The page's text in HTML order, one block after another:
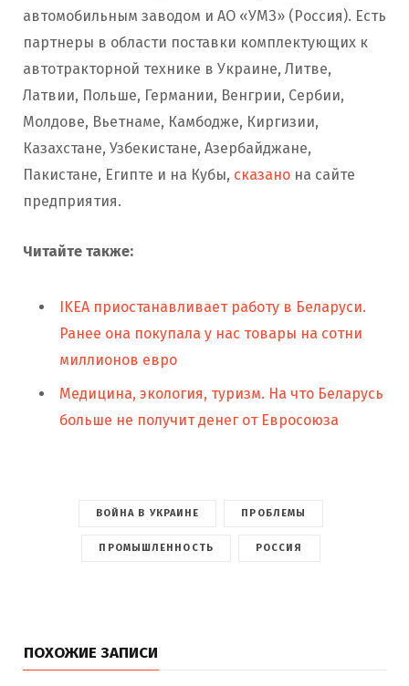
автомобильным заводом и АО «УМЗ» (Россия). Есть
партнеры в области поставки комплектующих к
автотракторной технике в Украине, Литве,
Латвии, Польше, Германии, Венгрии, Сербии,
Молдове, Вьетнаме, Камбодже, Киргизии,
Казахстане, Узбекистане, Азербайджане,
Пакистане, Египте и на Кубы, сказано на сайте
предприятия.
Читайте также:
IKEA приостанавливает работу в Беларуси.
Ранее она покупала у нас товары на сотни
миллионов евро
Медицина, экология, туризм. На что Беларусь
больше не получит денег от Евросоюза
ВОЙНА В УКРАИНЕ ПРОБЛЕМЫ
ПРОМЫШЛЕННОСТЬ РОССИЯ
ПОХОЖИЕ ЗАПИСИ